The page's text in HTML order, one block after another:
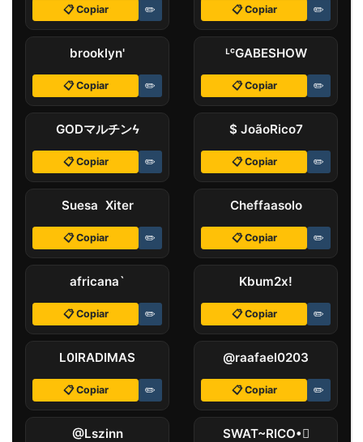
📋 Copiar ✏️ 📋 Copiar ✏️
ㅤbrooklyn'
📋 Copiar ✏️
ᴸᶜㅤGABESHOW
📋 Copiar ✏️
GODㅤマルチンㅤϟ
📋 Copiar ✏️
$ JoãoㅤRico7
📋 Copiar ✏️
Suesa Xiter
📋 Copiar ✏️
Cheffaaㅤsolo
📋 Copiar ✏️
ㅤafricana`
📋 Copiar ✏️
Kbumㅤ2x!
📋 Copiar ✏️
L0IRAㅤDIMAS
📋 Copiar ✏️
@raafael0203
📋 Copiar ✏️
@Lszinnㅤ SWAT~RICO•